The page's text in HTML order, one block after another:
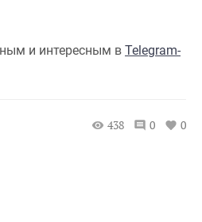
и интересным в Telegram-
438 0 0